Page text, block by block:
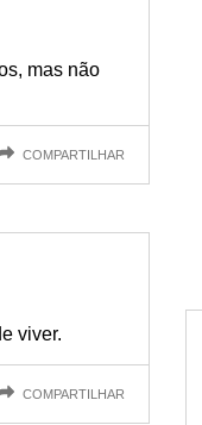
mas não
COMPARTILHAR
viver.
COMPARTILHAR